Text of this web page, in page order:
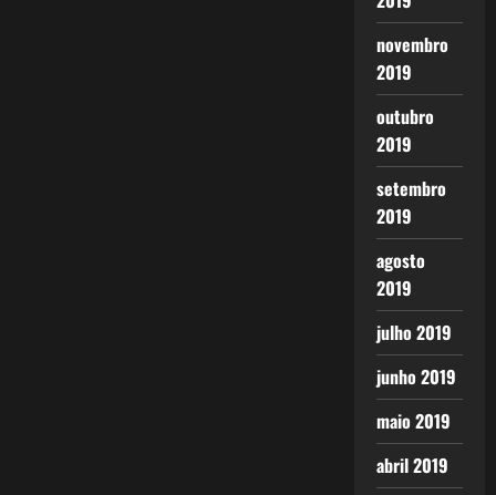
novembro
2019
outubro
2019
setembro
2019
agosto
2019
julho 2019
junho 2019
maio 2019
abril 2019